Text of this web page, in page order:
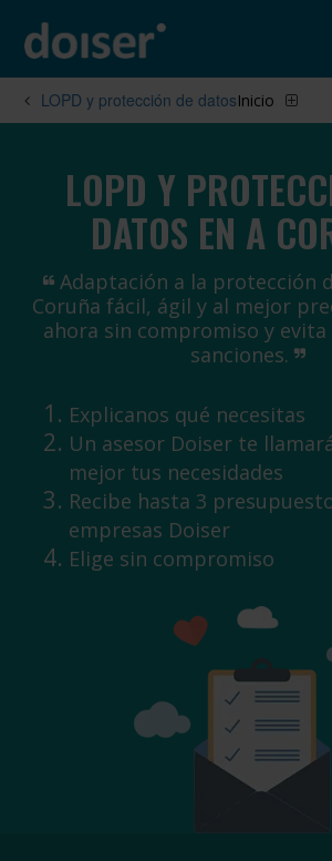
LOPD y protección de datosInicio
LOPD Y
DATOS EN A
Adaptación a la protección
Coruña fácil, ágil y al mejor
ahora sin compromiso y
sanciones.
Explicanos qué necesitas
Un asesor Doiser te
mejor tus necesidades
Recibe hasta 3
empresas Doiser
Elige sin compromiso